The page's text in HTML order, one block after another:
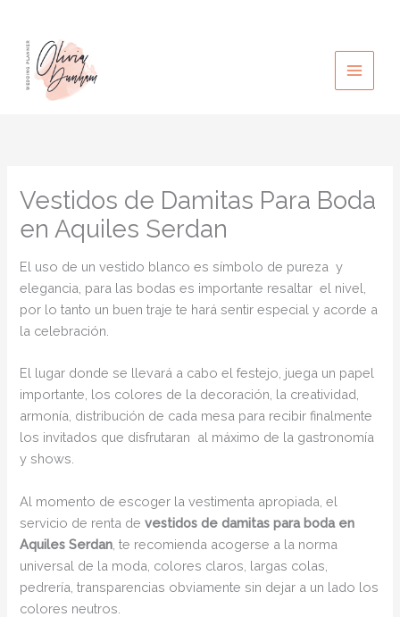
contenido
Vestidos de Damitas Para Boda
en Aquiles Serdan
El uso de un vestido blanco es símbolo de pureza y
elegancia, para las bodas es importante resaltar el nivel,
por lo tanto un buen traje te hará sentir especial y acorde a
la celebración.
El lugar donde se llevará a cabo el festejo, juega un papel
importante, los colores de la decoración, la creatividad,
armonía, distribución de cada mesa para recibir finalmente
los invitados que disfrutaran al máximo de la gastronomía
y shows.
Al momento de escoger la vestimenta apropiada, el
servicio de renta devestidos de damitas para boda en
Aquiles Serdan , te recomienda acogerse a la norma
universal de la moda, colores claros, largas colas,
pedrería, transparencias obviamente sin dejar a un lado los
colores neutros.